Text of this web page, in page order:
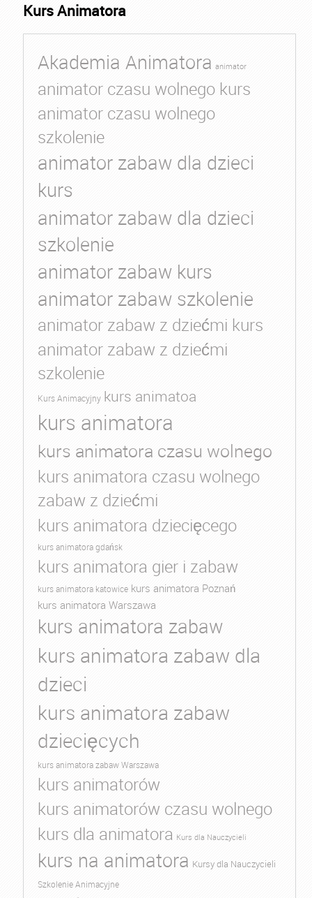
Kurs Animatora
Akademia Animatora animator
animator czasu wolnego kurs
animator czasu wolnego
szkolenie
animator zabaw dla dzieci
kurs
animator zabaw dla dzieci
szkolenie
animator zabaw kurs
animator zabaw szkolenie
animator zabaw z dziećmi kurs
animator zabaw z dziećmi
szkolenie
Kurs Animacyjny kurs animatoa
kurs animatora
kurs animatora czasu wolnego
kurs animatora czasu wolnego
zabaw z dziećmi
kurs animatora dziecięcego
kurs animatora gdańsk
kurs animatora gier i zabaw
kurs animatora katowice kurs animatora Poznań
kurs animatora Warszawa
kurs animatora zabaw
kurs animatora zabaw dla
dzieci
kurs animatora zabaw
dziecięcych
kurs animatora zabaw Warszawa
kurs animatorów
kurs animatorów czasu wolnego
kurs dla animatora Kurs dla Nauczycieli
kurs na animatora Kursy dla Nauczycieli
Szkolenie Animacyjne